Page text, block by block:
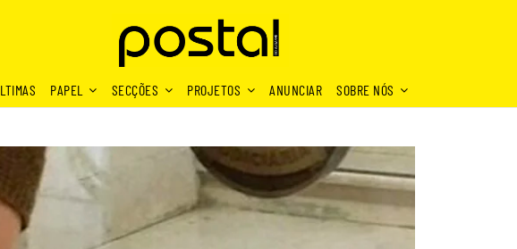
PAPEL SECÇÕES PROJETOS ANUNCIAR SOBRE NÓS